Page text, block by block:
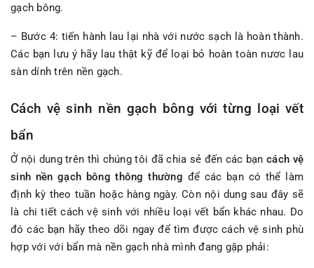
gạch bông.
– Bước 4: tiến hành lau lại nhà với nước sạch là hoàn thành.
Các bạn lưu ý hãy lau thật kỹ để loại bỏ hoàn toàn nươc lau
sàn dính trên nền gạch.
Cách vệ sinh nền gạch bông với từng loại vết
bẩn
Ở nội dung trên thì chúng tôi đã chia sẻ đến các bạn cách vệ
sinh nền gạch bông thông thường để các bạn có thể làm
định kỳ theo tuần hoặc hàng ngày. Còn nội dung sau đây sẽ
là chi tiết cách vệ sinh với nhiều loại vết bẩn khác nhau. Do
đó các bạn hãy theo dõi ngay để tìm được cách vệ sinh phù
hợp với với bẩn mà nền gạch nhà mình đang gặp phải: